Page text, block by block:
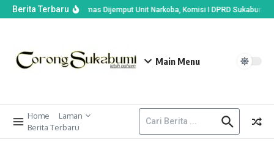
Berita TerbaruKades di Ciemas Dijemput Unit Narkoba, Komisi I DPRD Sukabumi
Main Menu
Home
Laman
Berita Terbaru